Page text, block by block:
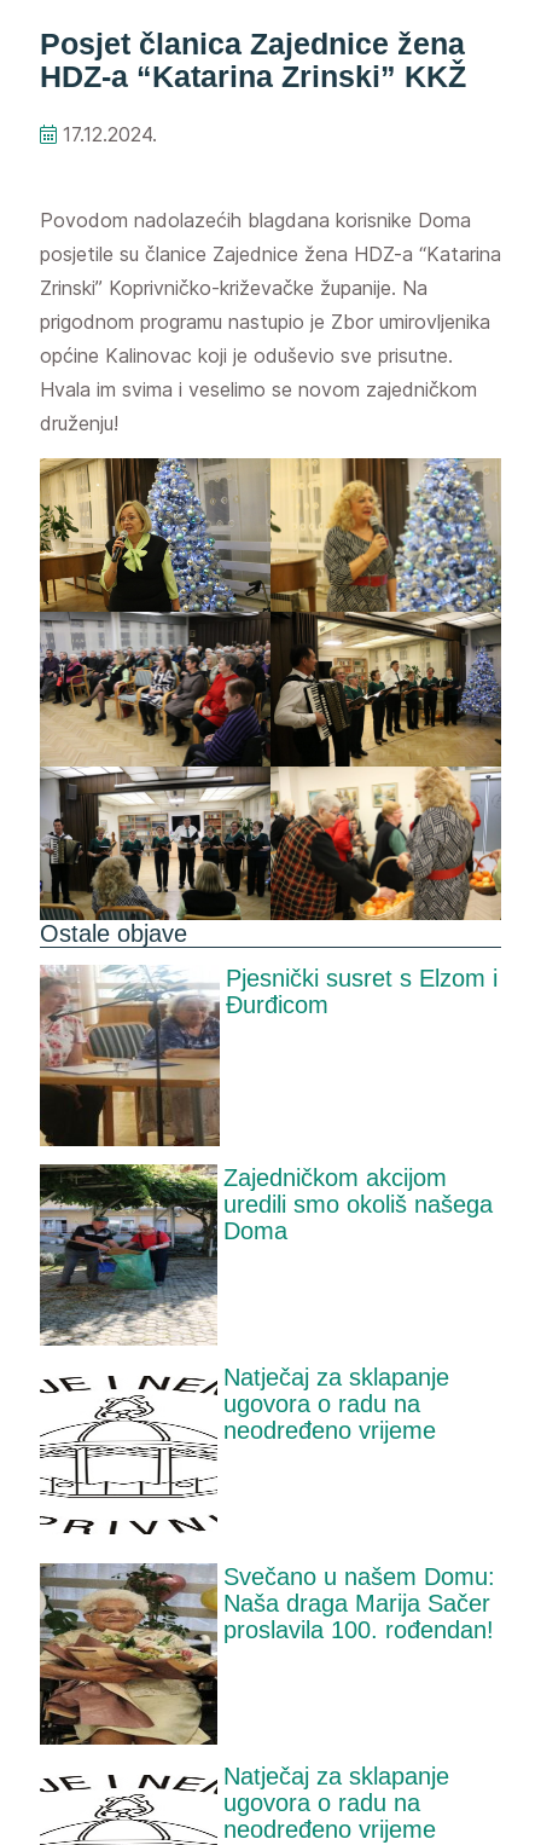
Posjet članica Zajednice žena
HDZ-a “Katarina Zrinski” KKŽ
17.12.2024.
Povodom nadolazećih blagdana korisnike Doma
posjetile su članice Zajednice žena HDZ-a “Katarina
Zrinski” Koprivničko-križevačke županije. Na
prigodnom programu nastupio je Zbor umirovljenika
općine Kalinovac koji je oduševio sve prisutne.
Hvala im svima i veselimo se novom zajedničkom
druženju!
Ostale objave
Pjesnički susret s Elzom i
Đurđicom
Zajedničkom akcijom
uredili smo okoliš našega
Doma
Natječaj za sklapanje
ugovora o radu na
neodređeno vrijeme
Svečano u našem Domu:
Naša draga Marija Sačer
proslavila 100. rođendan!
Natječaj za sklapanje
ugovora o radu na
neodređeno vrijeme